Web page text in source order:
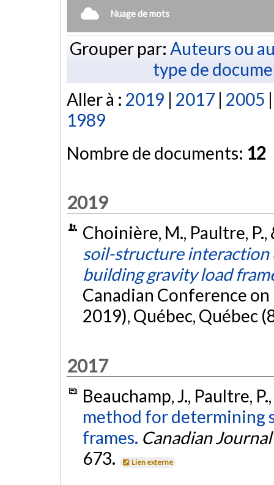
Nuage de mots
Grouper par: Auteurs ou
type de
Aller à : 2019 | 2017 | 2005
1989
Nombre de documents: 12
2019
Choinière, M., Paultre,
soil-structure interaction
building gravity load
Canadian Conference
2019), Québec, Québec
2017
Beauchamp, J., Paultre,
method for determining
frames. Canadian
673.
Lien externe